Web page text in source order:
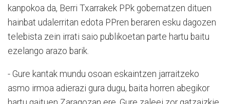
kanpokoa da, Berri Txarrakek PPk gobernatzen dituen
hainbat udalerritan edota PPren beraren esku dagozen
telebista zein irrati saio publikoetan parte hartu baitu
ezelango arazo barik.
- Gure kantak mundu osoan eskaintzen jarraitzeko
asmo irmoa adierazi gura dugu, baita horren abegikor